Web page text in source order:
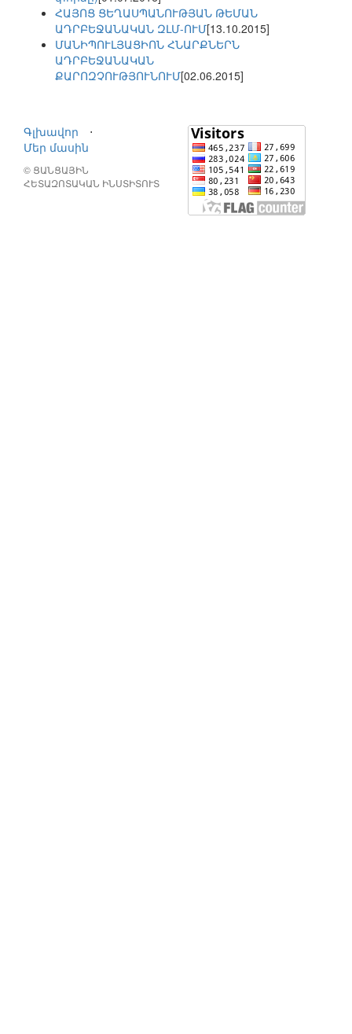
ՀԱՅՈՑ ՑԵՂԱՍՊԱՆՈՒԹՅԱՆ ԹԵՄԱՆ
ԱԴՐԲԵՋԱՆԱԿԱՆ ԶԼՄ-ՈՒՄ[13.10.2015]
ՄԱՆԻՊՈՒԼՅԱՑԻՈՆ ՀՆԱՐՔՆԵՐՆ
ԱԴՐԲԵՋԱՆԱԿԱՆ
ՔԱՐՈԶՉՈՒԹՅՈՒՆՈՒՄ[02.06.2015]
Գլխավոր
⋅
Մեր մասին
© ՑԱՆՑԱՅԻՆ
ՀԵՏԱԶՈՏԱԿԱՆ ԻՆՍՏԻՏՈՒՏ